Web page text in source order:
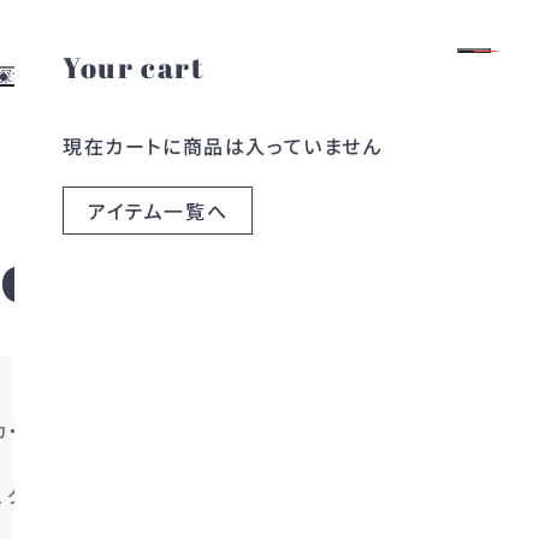
す お役立ち情報 ログイン
Your cart
現在カートに商品は入っていません
アイテム一覧へ
よくある質問
お問い合わせ
ブログ
ヴァランスが自身の名を冠して2011年に立ち
ローバルな感性と高い審美眼を培ってきまし